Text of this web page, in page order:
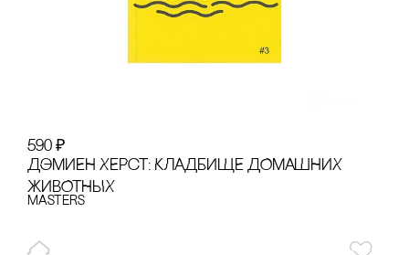
590 ₽
ДЭМИЕН ХЕРсТ: КЛАДБИЩЕ ДОМАШНИХ
ЖИВОТНЫХ
Masters